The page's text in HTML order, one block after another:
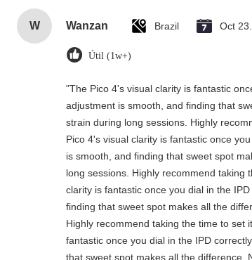
W Wanzan Brazil Oct
Útil (1w+)
"The Pico 4's visual clarity is fantastic
adjustment is smooth, and finding that
strain during long sessions. Highly
Pico 4's visual clarity is fantastic once
is smooth, and finding that sweet spot
long sessions. Highly recommend taking
clarity is fantastic once you dial in the
finding that sweet spot makes all the
Highly recommend taking the time to set
fantastic once you dial in the IPD
that sweet spot makes all the difference.